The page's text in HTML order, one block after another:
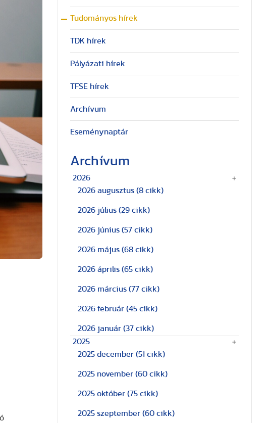
Tudományos hírek
TDK hírek
Pályázati hírek
TFSE hírek
Archívum
Eseménynaptár
Archívum
2026
2026 augusztus (8 cikk)
2026 július (29 cikk)
2026 június (57 cikk)
2026 május (68 cikk)
2026 április (65 cikk)
2026 március (77 cikk)
2026 február (45 cikk)
2026 január (37 cikk)
2025
2025 december (51 cikk)
2025 november (60 cikk)
2025 október (75 cikk)
2025 szeptember (60 cikk)